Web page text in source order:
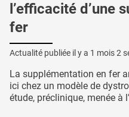
l’efficacité d’une
fer
Actualité publiée il y a 1 mois 2
La supplémentation en fer
ici chez un modèle de
étude, préclinique, menée à